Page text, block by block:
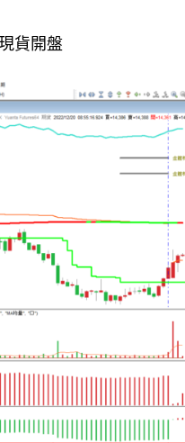
貨開盤